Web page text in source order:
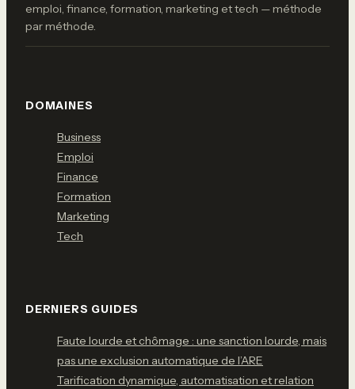
emploi, finance, formation, marketing et tech — méthode
par méthode.
DOMAINES
Business
Emploi
Finance
Formation
Marketing
Tech
DERNIERS GUIDES
Faute lourde et chômage : une sanction lourde, mais
pas une exclusion automatique de l’ARE
Tarification dynamique, automatisation et relation